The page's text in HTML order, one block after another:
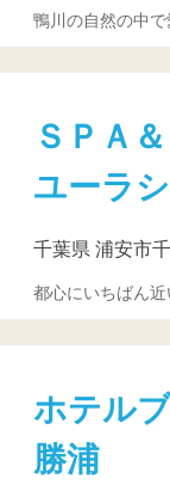
鴨川の自然の中
ＳＰＡ
ユーラ
千葉県 浦安市
都心にいちばん
ホテル
勝浦